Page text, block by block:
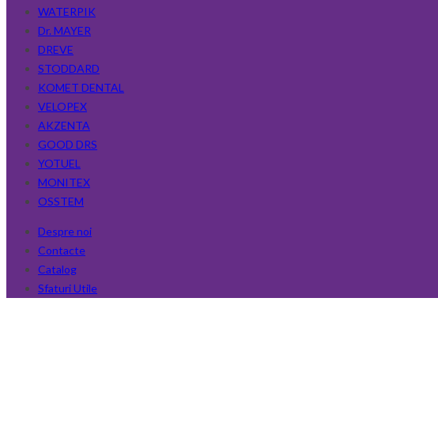
WATERPIK
Dr. MAYER
DREVE
STODDARD
KOMET DENTAL
VELOPEX
AKZENTA
GOOD DRS
YOTUEL
MONITEX
OSSTEM
Despre noi
Contacte
Catalog
Sfaturi Utile